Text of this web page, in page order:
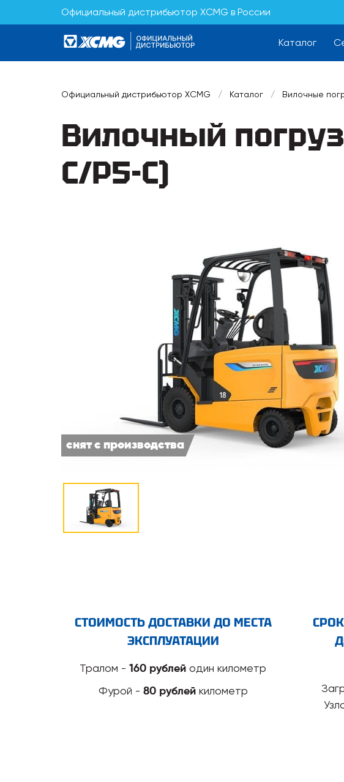
Официальный дистрибьютор XCMG в России
Каталог
Официальный дистрибьютор XCMG / Каталог / Вилочные
Вилочный
C/P5-C)
снят с производства
СТОИМОСТЬ ДОСТАВКИ ДО МЕСТА
ЭКСПЛУАТАЦИИ
Тралом -160 рублей один километр
Фурой - 80 рублейкилометр